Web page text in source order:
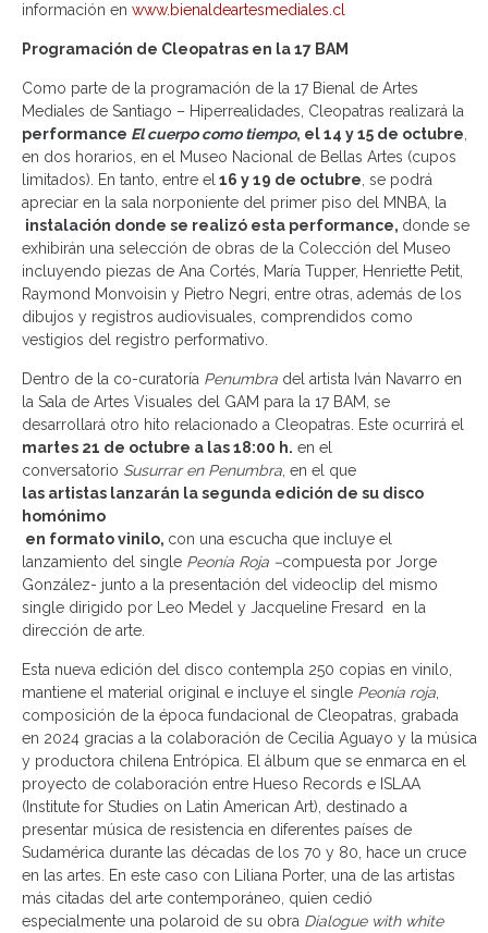
información en www.bienaldeartesmediales.cl
Programación de Cleopatras en la 17 BAM
Como parte de la programación de la 17 Bienal de Artes
Mediales de Santiago – Hiperrealidades, Cleopatras realizará la
performance El cuerpo como tiempo, el 14 y 15 de octubre
en dos horarios, en el Museo Nacional de Bellas Artes (cupos
limitados). En tanto, entre el 16 y 19 de octubre , se podrá
apreciar en la sala norponiente del primer piso del MNBA, la
instalación donde se realizó esta performance, donde se
exhibirán una selección de obras de la Colección del Museo
incluyendo piezas de Ana Cortés, María Tupper, Henriette Petit,
Raymond Monvoisin y Pietro Negri, entre otras, además de los
dibujos y registros audiovisuales, comprendidos como
vestigios del registro performativo.
Dentro de la co-curatoría Penumbra del artista Iván Navarro en
la Sala de Artes Visuales del GAM para la 17 BAM, se
desarrollará otro hito relacionado a Cleopatras. Este ocurrirá el
martes 21 de octubre a las 18:00 h. en el
conversatorio Susurrar en Penumbra , en el que
las artistas lanzarán la segunda edición de su disco
homónimo
en formato vinilo, con una escucha que incluye el
lanzamiento del single Peonía Roja –compuesta por Jorge
González- junto a la presentación del videoclip del mismo
single dirigido por Leo Medel y Jacqueline Fresard en la
dirección de arte.
Esta nueva edición del disco contempla 250 copias en vinilo,
mantiene el material original e incluye el single Peonía roja
composición de la época fundacional de Cleopatras, grabada
en 2024 gracias a la colaboración de Cecilia Aguayo y la música
y productora chilena Entrópica. El álbum que se enmarca en el
proyecto de colaboración entre Hueso Records e ISLAA
(Institute for Studies on Latin American Art), destinado a
presentar música de resistencia en diferentes países de
Sudamérica durante las décadas de los 70 y 80, hace un cruce
en las artes. En este caso con Liliana Porter, una de las artistas
más citadas del arte contemporáneo, quien cedió
especialmente una polaroid de su obra Dialogue with white